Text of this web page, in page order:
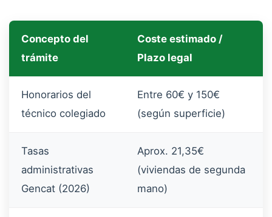
Concepto del
trámite
Coste estimado /
Plazo legal
Honorarios del
técnico colegiado
Entre 60€ y 150€
(según superficie)
Tasas
administrativas
Gencat (2026)
Aprox. 21,35€
(viviendas de segunda
mano)